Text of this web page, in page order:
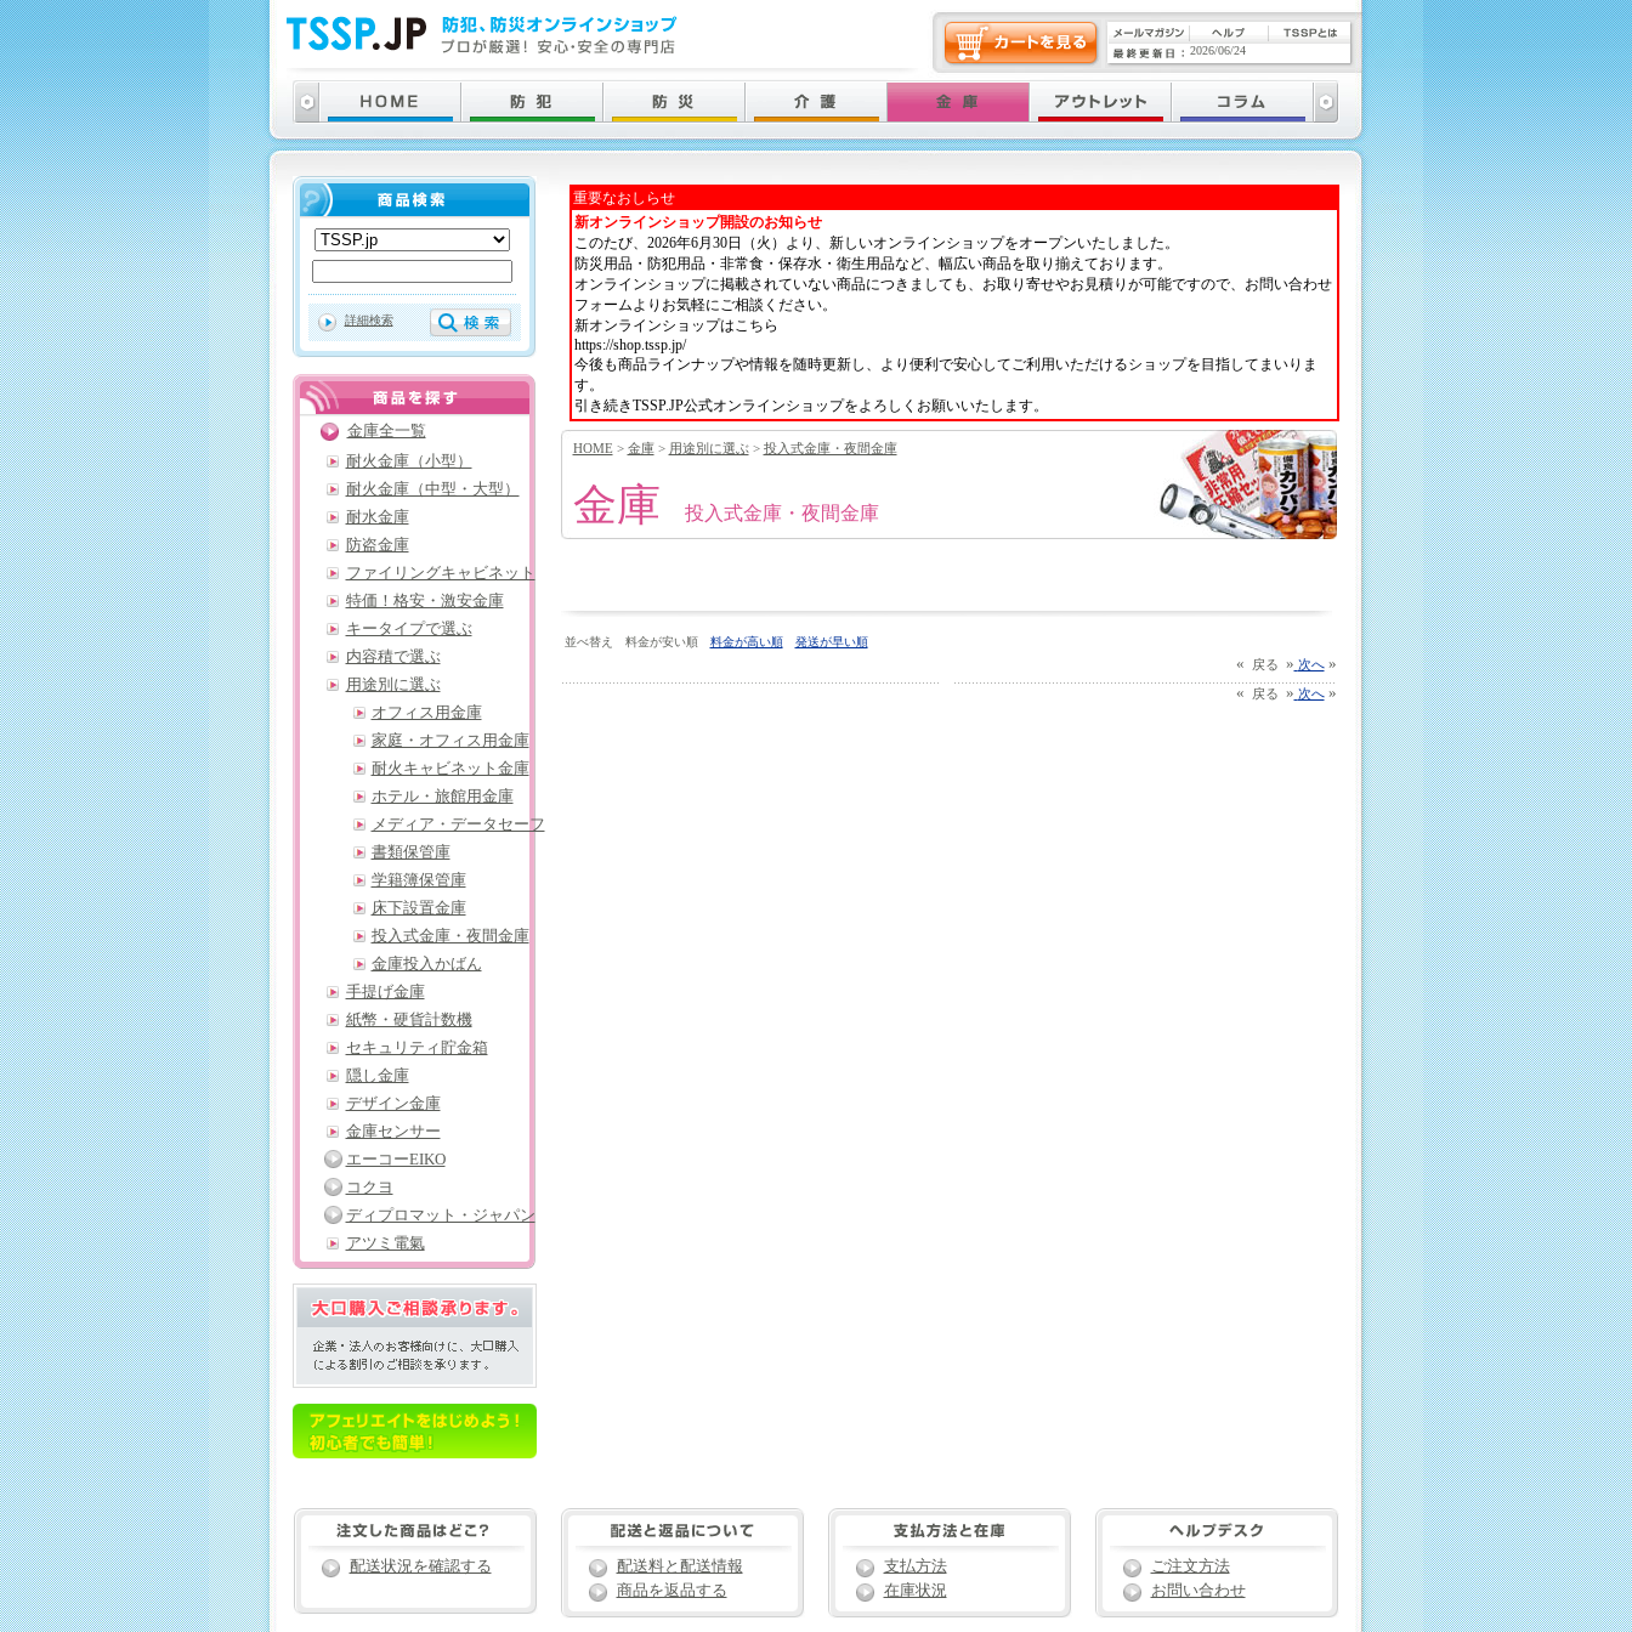
重要なおしらせ
新オンラインショップ開設のお知らせ
このたび、2026年6月30日（火）より、新しいオンラインショップをオープンいたしました。
防災用品・防犯用品・非常食・保存水・衛生用品など、幅広い商品を取り揃えております。
オンラインショップに掲載されていない商品につきましても、お取り寄せやお見積りが可能ですので、お問い合わせ
フォームよりお気軽にご相談ください。
新オンラインショップはこちら
https://shop.tssp.jp/
今後も商品ラインナップや情報を随時更新し、より便利で安心してご利用いただけるショップを目指してまいりま
す。
引き続きTSSP.JP公式オンラインショップをよろしくお願いいたします。
HOME > 金庫> 用途別に選ぶ> 投入式金庫・夜間金庫
金庫 投入式金庫・夜間金庫
並べ替え 料金が安い順 料金が高い順 発送が早い順
« 戻る » 次へ»
«
戻る » 次へ»
詳細検索
金庫全一覧
耐火金庫（小型）
耐火金庫（中型・大型）
耐水金庫
防盗金庫
ファイリングキャビネット
特価！格安・激安金庫
キータイプで選ぶ
内容積で選ぶ
用途別に選ぶ
オフィス用金庫
家庭・オフィス用金庫
耐火キャビネット金庫
ホテル・旅館用金庫
メディア・データセーフ
書類保管庫
学籍簿保管庫
床下設置金庫
投入式金庫・夜間金庫
金庫投入かばん
手提げ金庫
紙幣・硬貨計数機
セキュリティ貯金箱
隠し金庫
デザイン金庫
金庫センサー
エーコーEIKO
コクヨ
ディプロマット・ジャパン
アツミ電氣
配送状況を確認する
配送料と配送情報
商品を返品する
支払方法
在庫状況
ご注文方法
お問い合わせ
2026/06/24